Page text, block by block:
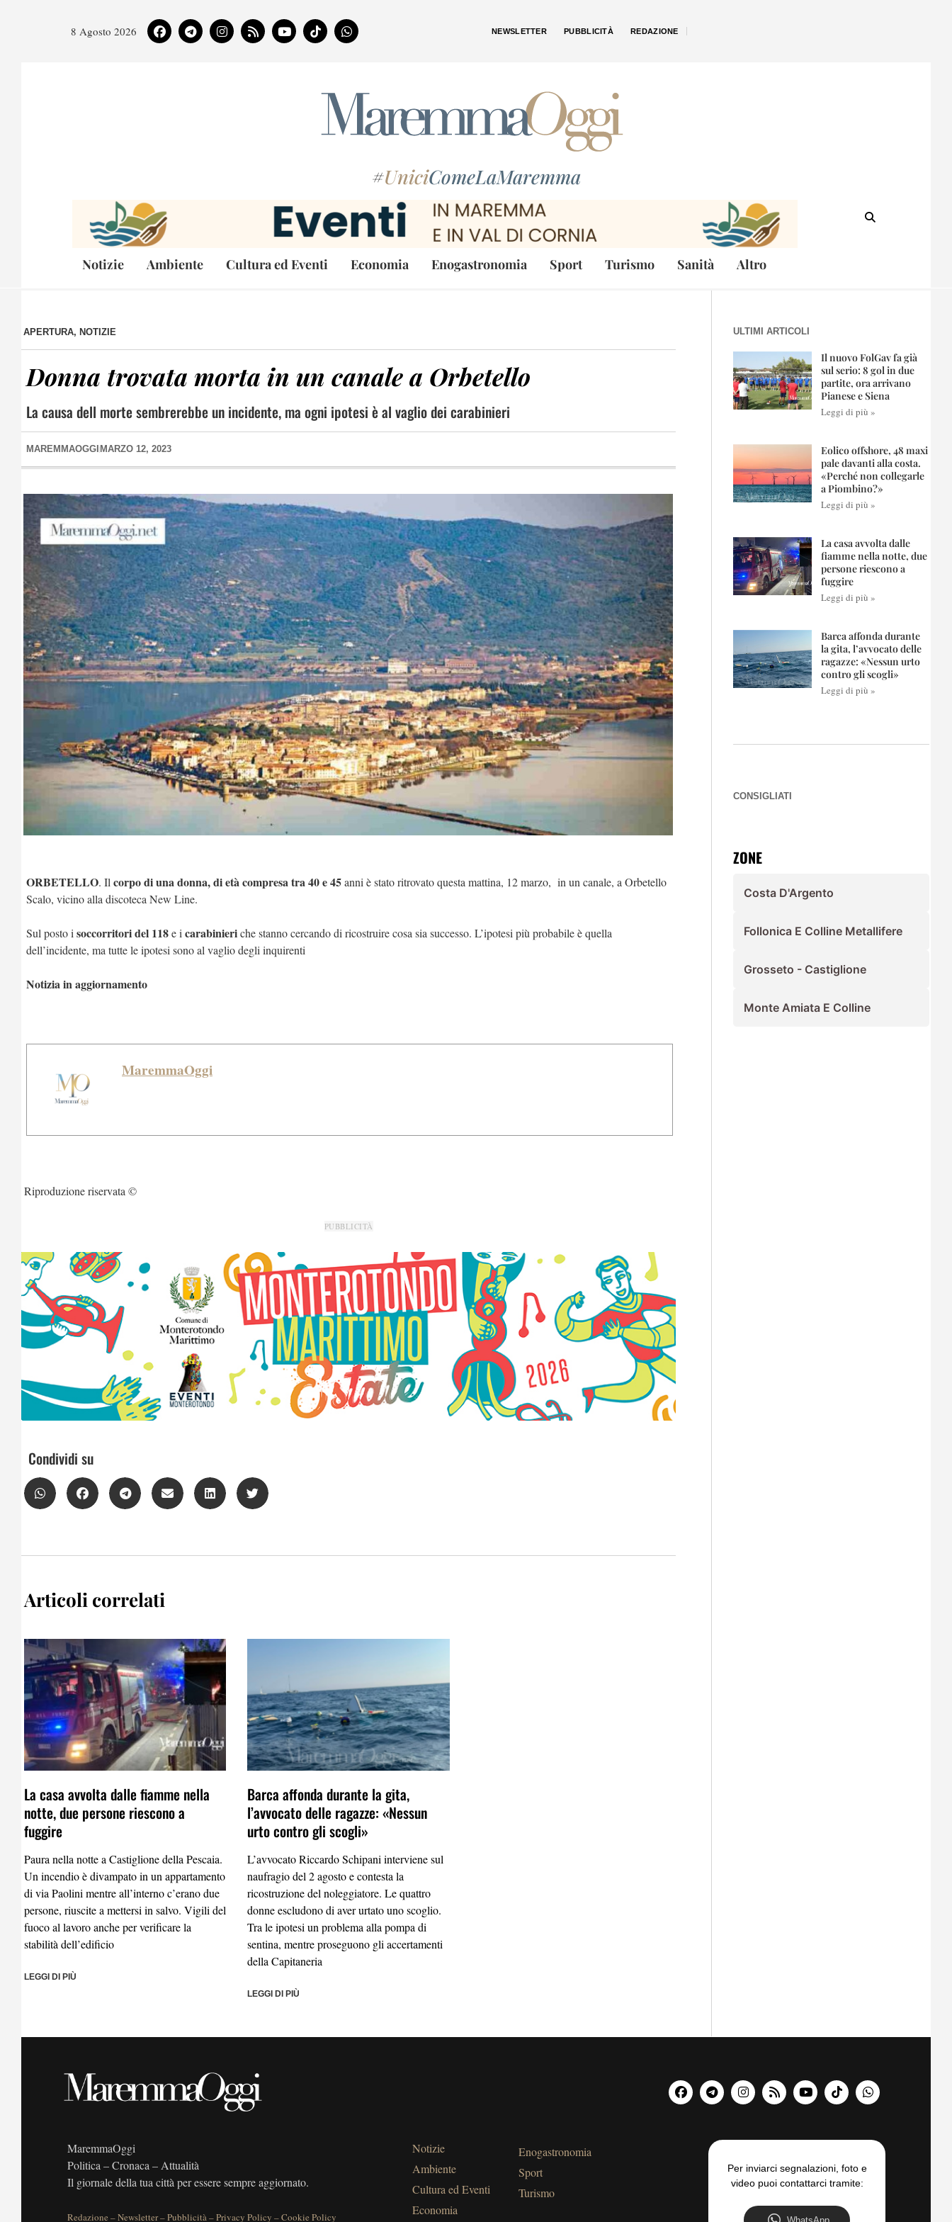
8 Agosto 2026 NEWSLETTER PUBBLICITÀ REDAZIONE
#UniciComeLaMaremma
Notizie Ambiente Cultura ed Eventi Economia Enogastronomia Sport Turismo Sanità Altro
APERTURA, NOTIZIE
Donna trovata morta in un canale a Orbetello
La causa dell morte sembrerebbe un incidente, ma ogni ipotesi è al vaglio dei carabinieri
MAREMMAOGGI MARZO 12, 2023
ORBETELLO. Il corpo di una donna, di età compresa tra 40 e 45anni è stato ritrovato questa mattina, 12 marzo, in un canale, a Orbetello
Scalo, vicino alla discoteca New Line.
Sul posto i soccorritori del 118e i carabinieriche stanno cercando di ricostruire cosa sia successo. L’ipotesi più probabile è quella
dell’incidente, ma tutte le ipotesi sono al vaglio degli inquirenti
Notizia in aggiornamento
MaremmaOggi
Riproduzione riservata ©
PUBBLICITÀ
Condividi su
Articoli correlati
La casa avvolta dalle fiamme nella
notte, due persone riescono a
fuggire
Paura nella notte a Castiglione della Pescaia.
Un incendio è divampato in un appartamento
di via Paolini mentre all’interno c’erano due
persone, riuscite a mettersi in salvo. Vigili del
fuoco al lavoro anche per verificare la
stabilità dell’edificio
LEGGI DI PIÙ
Barca affonda durante la gita,
l’avvocato delle ragazze: «Nessun
urto contro gli scogli»
L’avvocato Riccardo Schipani interviene sul
naufragio del 2 agosto e contesta la
ricostruzione del noleggiatore. Le quattro
donne escludono di aver urtato uno scoglio.
Tra le ipotesi un problema alla pompa di
sentina, mentre proseguono gli accertamenti
della Capitaneria
LEGGI DI PIÙ
ULTIMI ARTICOLI
Il nuovo FolGav fa già
sul serio: 8 gol in due
partite, ora arrivano
Pianese e Siena
Leggi di più »
Eolico offshore, 48 maxi
pale davanti alla costa.
«Perché non collegarle
a Piombino?»
Leggi di più »
La casa avvolta dalle
fiamme nella notte, due
persone riescono a
fuggire
Leggi di più »
Barca affonda durante
la gita, l’avvocato delle
ragazze: «Nessun urto
contro gli scogli»
Leggi di più »
CONSIGLIATI
ZONE
Costa D'Argento
Follonica E Colline Metallifere
Grosseto - Castiglione
Monte Amiata E Colline
MaremmaOggi
Politica – Cronaca – Attualità
Il giornale della tua città per essere sempre aggiornato.
Redazione –Newsletter–Pubblicità–Privacy Policy –Cookie Policy
Notizie
Ambiente
Cultura ed Eventi
Economia
Enogastronomia
Sport
Turismo
Per inviarci segnalazioni, foto e
video puoi contattarci tramite: